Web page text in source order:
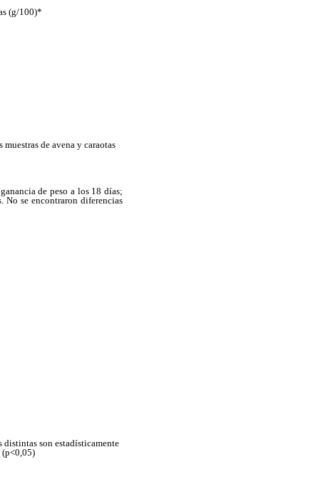
(g/100)*
de avena y caraotas
ganancia de peso a los 18 días;
No se encontraron diferencias
distintas son estadísticamente
(p<0,05)